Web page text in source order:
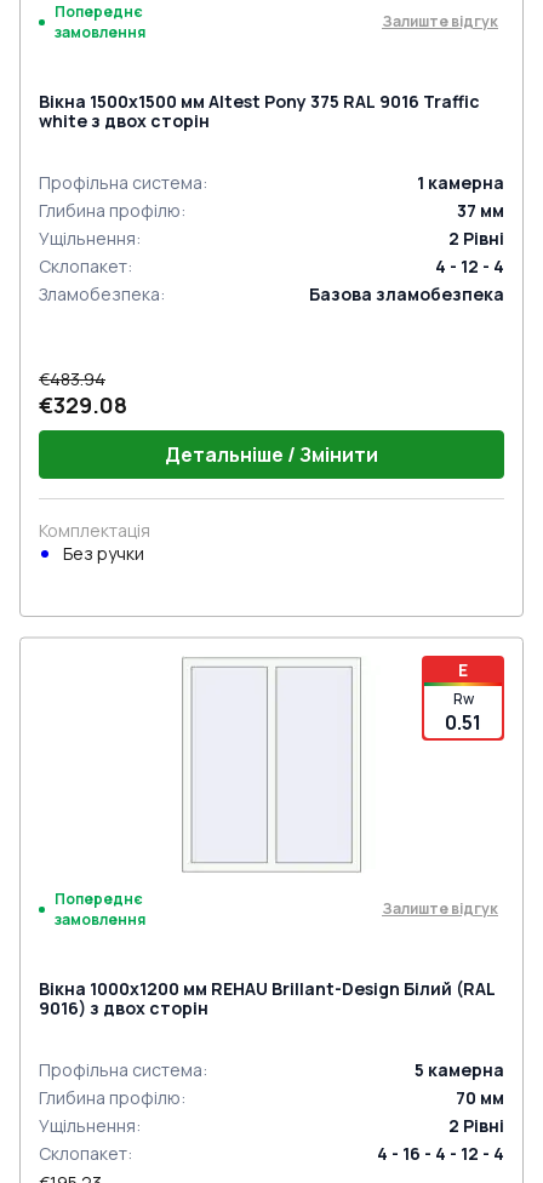
Попереднє
замовлення
Залиште відгук
Вікна 1500x1500 мм Altest Pony 375 RAL 9016 Traffic
white з двох сторін
Профільна система: 1 камерна
Глибина профілю: 37 мм
Ущільнення: 2 Рівні
Склопакет:
4 - 12 - 4
Зламобезпека: Базова зламобезпека
€483.94
€329.08
Детальніше / Змінити
Комплектація
Без ручки
E
Rw
0.51
Попереднє
замовлення
Залиште відгук
Вікна 1000x1200 мм REHAU Brillant-Design Білий (RAL
9016) з двох сторін
Профільна система: 5 камерна
Глибина профілю: 70 мм
Ущільнення: 2 Рівні
Склопакет:
4 - 16 - 4 - 12 - 4